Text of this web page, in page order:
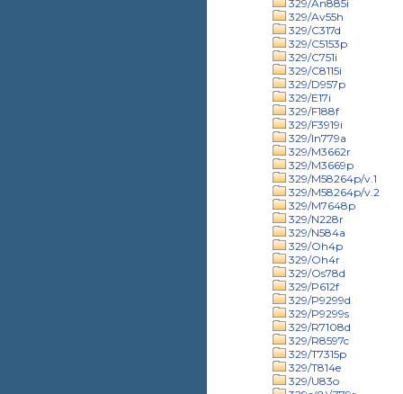
329/An885i
329/Av55h
329/C317d
329/C5153p
329/C751i
329/C8115i
329/D957p
329/E17i
329/F188f
329/F3919i
329/In779a
329/M3662r
329/M3669p
329/M58264p/v.1
329/M58264p/v.2
329/M7648p
329/N228r
329/N584a
329/Oh4p
329/Oh4r
329/Os78d
329/P612f
329/P9299d
329/P9299s
329/R7108d
329/R8597c
329/T7315p
329/T814e
329/U83o